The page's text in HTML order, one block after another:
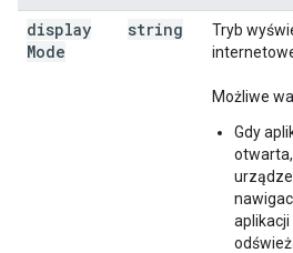
display
Mode
string
Tryb
Możliwe
Gdy